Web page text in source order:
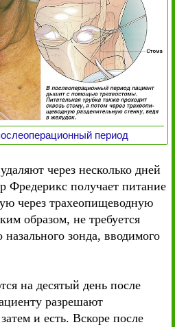
период
через несколько дней
Фредерикс получает питание
через трахеопищеводную
образом, не требуется
зонда, вводимого
на десятый день после
разрешают
и есть. Вскоре после